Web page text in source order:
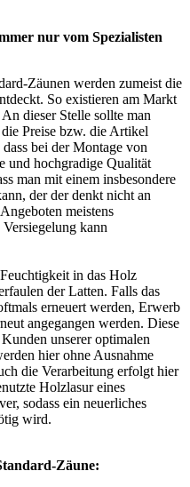
nur vom Spezialisten
Zäunen werden zumeist die
So existieren am Markt
dieser Stelle sollte man
Preise bzw. die Artikel
bei der Montage von
und hochgradige Qualität
man mit einem insbesondere
der der denkt nicht an
meistens
kann
in das Holz
der Latten. Falls das
erneuert werden, Erwerb
angegangen werden. Diese
unserer optimalen
hier ohne Ausnahme
die Verarbeitung erfolgt hier
Holzlasur eines
sodass ein neuerliches
wird.
Zäune: